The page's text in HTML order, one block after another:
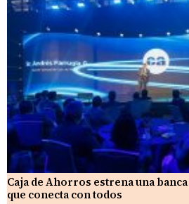
Caja de Ahorros estrena una
que conecta con todos